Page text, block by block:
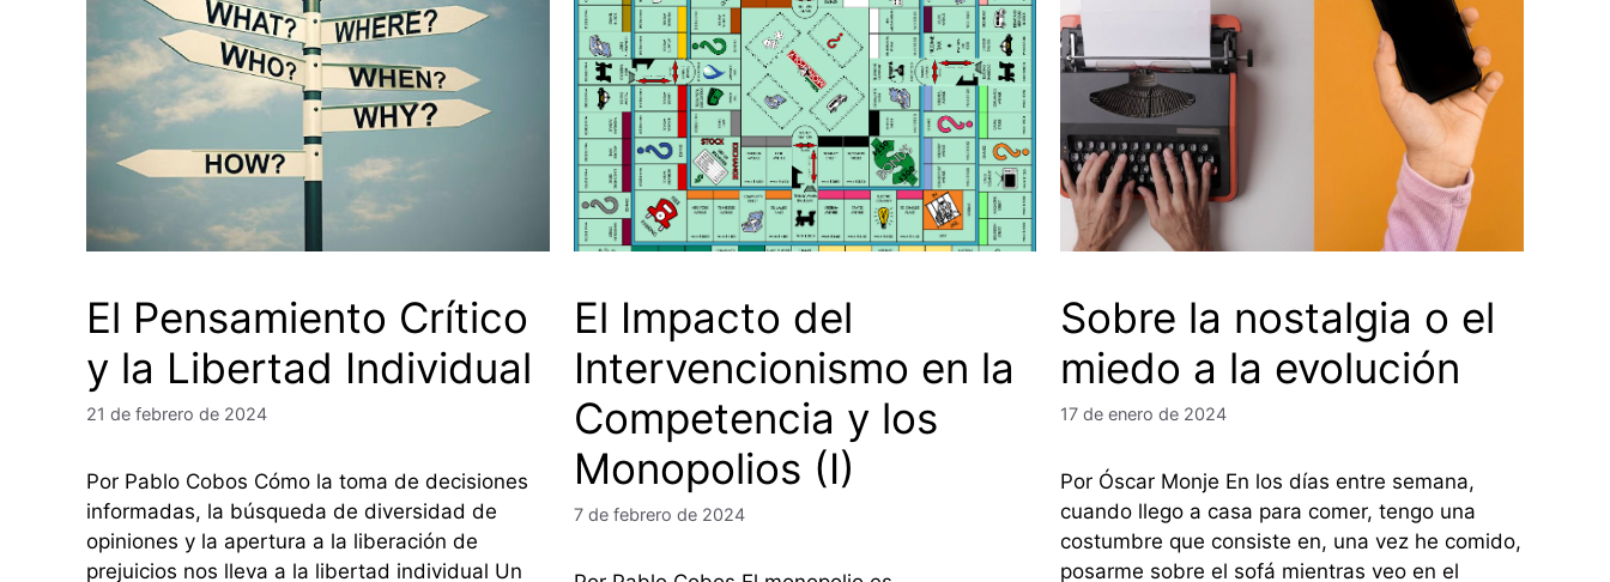
El Pensamiento Crítico
y la Libertad Individual
21 de febrero de 2024
Por Pablo Cobos Cómo la toma de decisiones
informadas, la búsqueda de diversidad de
opiniones y la apertura a la liberación de
prejuicios nos lleva a la libertad individual Un
El Impacto del
Intervencionismo en la
Competencia y los
Monopolios (I)
7 de febrero de 2024
Sobre la nostalgia o el
miedo a la evolución
17 de enero de 2024
Por Óscar Monje En los días entre semana,
cuando llego a casa para comer, tengo una
costumbre que consiste en, una vez he comido,
posarme sobre el sofá mientras veo en el